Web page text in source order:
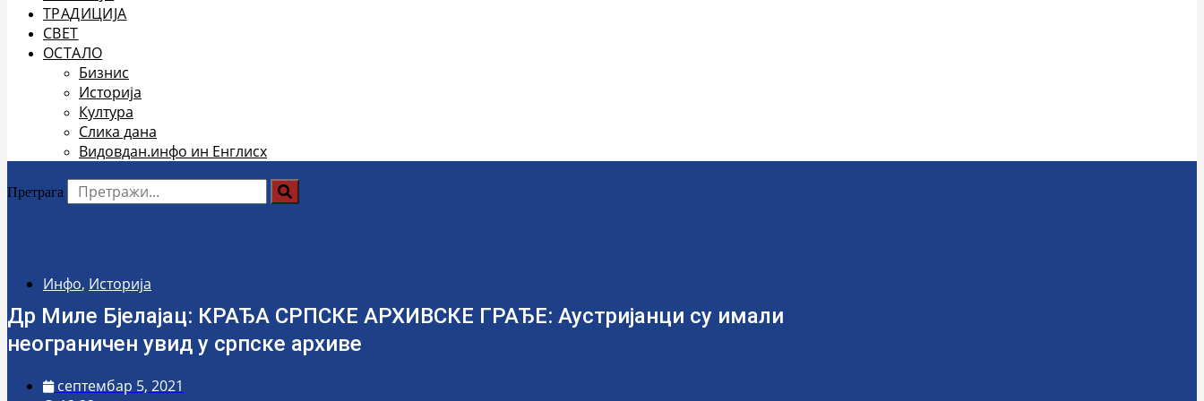
ТРАДИЦИЈА
СВЕТ
ОСТАЛО
Бизнис
Историја
Култура
Слика дана
Видовдан.инфо ин Енглисх
Претрага
Инфо, Историја
Др Миле Бјелајац: КРАЂА СРПСКЕ АРХИВСКЕ ГРАЂЕ: Аустријанци су имали
неограничен увид у српске архиве
септембар 5, 2021